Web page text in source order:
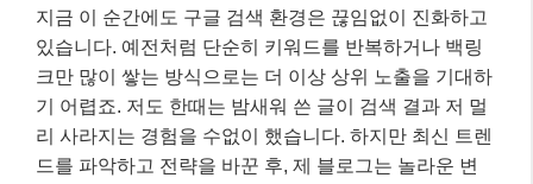
지금 이 순간에도 구글 검색 환경은 끊임없이 진화하고
있습니다. 예전처럼 단순히 키워드를 반복하거나 백링
크만 많이 쌓는 방식으로는 더 이상 상위 노출을 기대하
기 어렵죠. 저도 한때는 밤새워 쓴 글이 검색 결과 저 멀
리 사라지는 경험을 수없이 했습니다. 하지만 최신 트렌
드를 파악하고 전략을 바꾼 후, 제 블로그는 놀라운 변